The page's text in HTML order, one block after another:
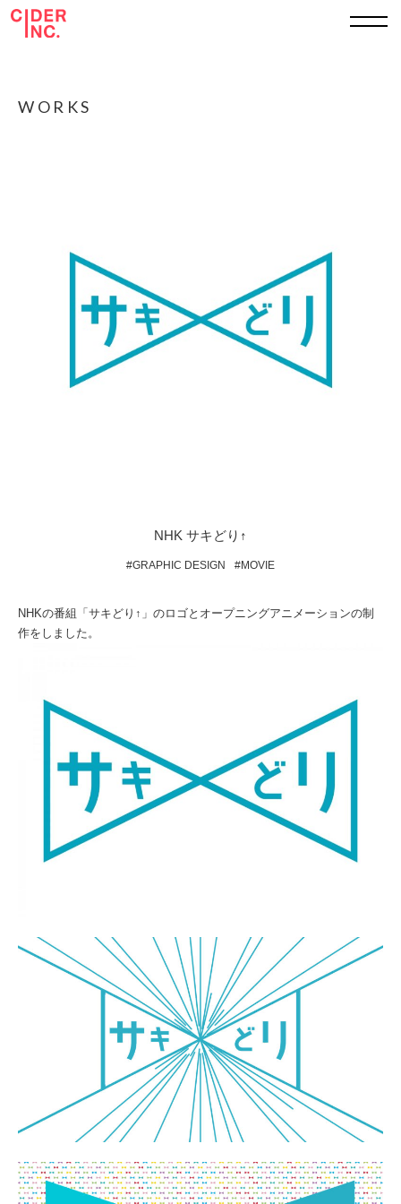
SERVICE
SHEET
RECRUIT
CONTACT
WORKS
NHK サキどり↑
#GRAPHIC DESIGN #MOVIE
NHKの番組「サキどり↑」のロゴとオープニングアニメーションの制
作をしました。